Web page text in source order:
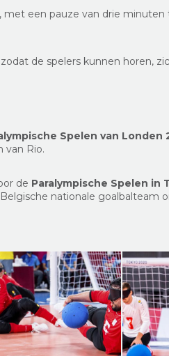
een pauze van drie minuten
de spelers kunnen horen,
Spelen van Londen
van Rio.
de Paralympische Spelen in
nationale goalbalteam